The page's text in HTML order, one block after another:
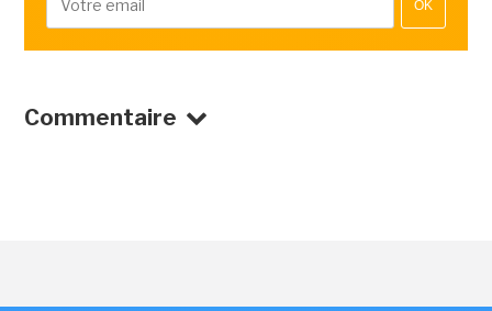
OK
Commentaire